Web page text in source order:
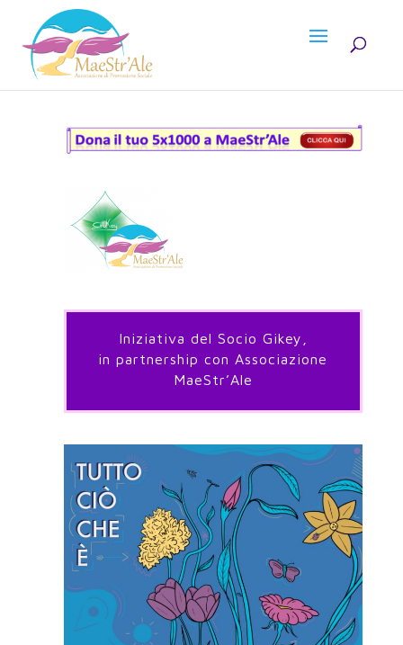
Iniziativa del Socio Gikey,
in partnership con Associazione
MaeStr’Ale